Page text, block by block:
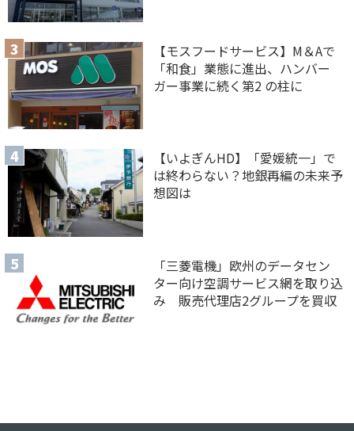
【モスフードサービス】M＆Aで
「和食」業態に進出、ハンバー
ガー事業に続く第2 の柱に
【いよぎんHD】「愛媛統一」で
は終わらない？地銀再編の未来予
想図は
「三菱電機」欧州のデータセン
ター向け空調サービス網を取り込
み 販売代理店2グループを買収